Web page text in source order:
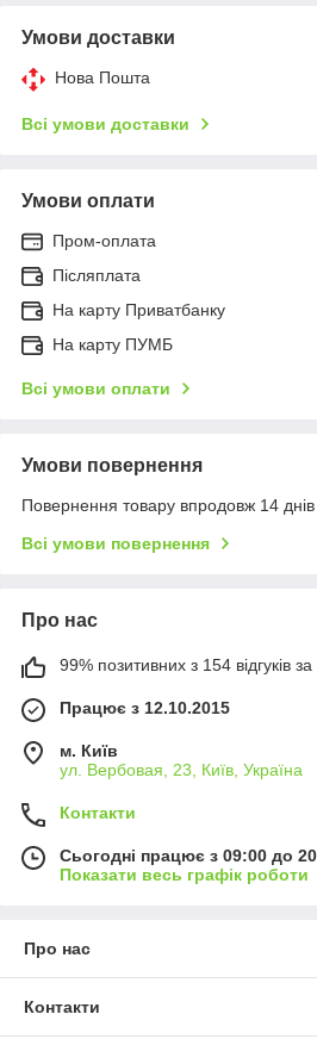
Умови доставки
Нова Пошта
Всі умови доставки
Умови оплати
Пром-оплата
Післяплата
На карту Приватбанку
На карту ПУМБ
Всі умови оплати
Умови повернення
Повернення товару впродовж 14
Всі умови повернення
Про нас
99% позитивних з 154 відгуків за
Працює з 12.10.2015
м. Київ
ул. Вербовая, 23, Київ, Україна
Контакти
Сьогодні працює з 09:00 до
Показати весь графік роботи
Про нас
Контакти